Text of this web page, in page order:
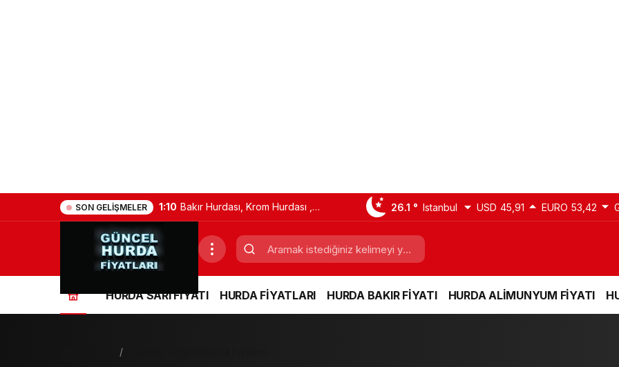
SON GELIŞMELER 1:10 Bakır Hurdası, Krom Hurdası ,
Kurşun Hurdası , Kablo Hurdası ,
Sarı Hurdası
26.1 ° Istanbul USD 45,91 EURO 53,42
HURDA SARI FİYATI HURDA FİYATLARI HURDA BAKIR FİYATI HURDA ALİMUNYUM FİYATI